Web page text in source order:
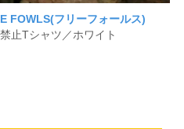
FOWLS(フリーフォールス)
止Tシャツ／ホワイト